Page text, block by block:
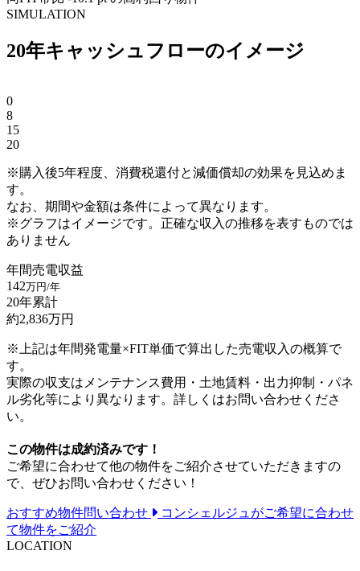
SIMULATION
20年キャッシュフローのイメージ
0
8
15
20
※購入後5年程度、消費税還付と減価償却の効果を見込めま
す。
なお、期間や金額は条件によって異なります。
※グラフはイメージです。正確な収入の推移を表すものでは
ありません
年間売電収益
142万円/年
20年累計
約2,836万円
※上記は年間発電量×FIT単価で算出した売電収入の概算で
す。
実際の収支はメンテナンス費用・土地賃料・出力抑制・パネ
ル劣化等により異なります。詳しくはお問い合わせくださ
い。
この物件は成約済みです！
ご希望に合わせて他の物件をご紹介させていただきますの
で、ぜひお問い合わせください！
おすすめ物件問い合わせ
コンシェルジュがご希望に合わせ
て物件をご紹介
LOCATION